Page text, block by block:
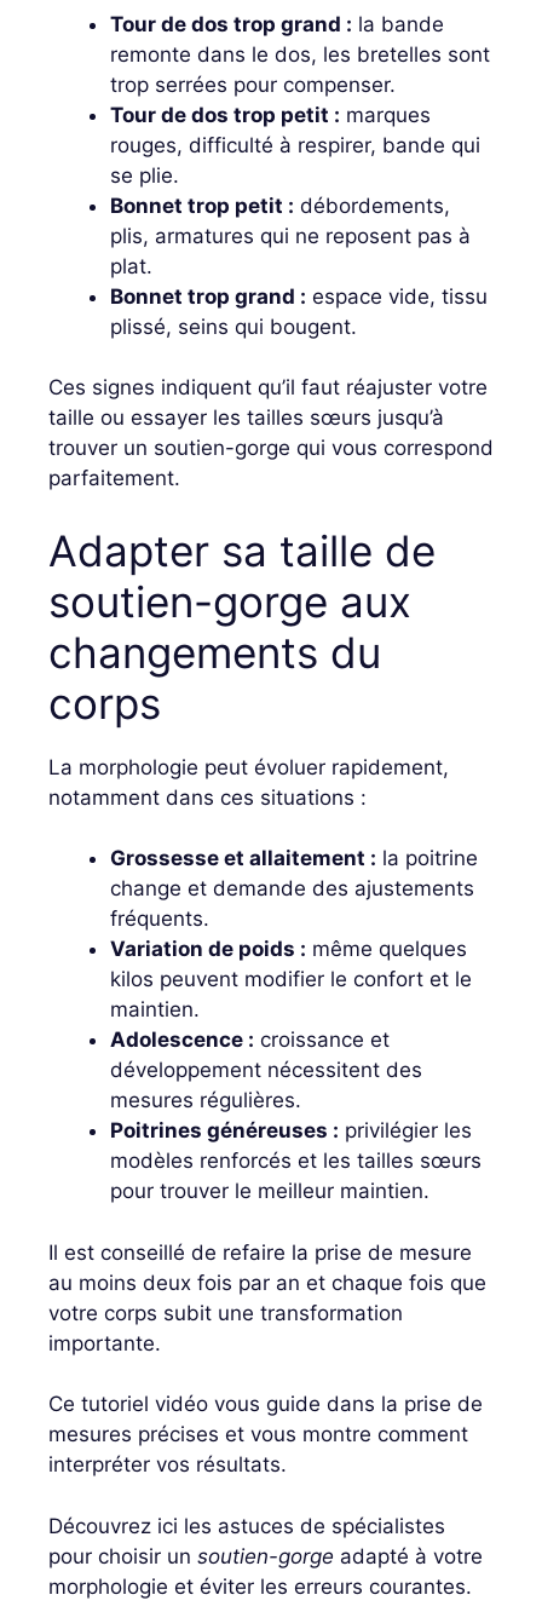
Tour de dos trop grand : la bande
remonte dans le dos, les bretelles sont
trop serrées pour compenser.
Tour de dos trop petit : marques
rouges, difficulté à respirer, bande qui
se plie.
Bonnet trop petit : débordements,
plis, armatures qui ne reposent pas à
plat.
Bonnet trop grand : espace vide, tissu
plissé, seins qui bougent.
Ces signes indiquent qu’il faut réajuster votre
taille ou essayer les tailles sœurs jusqu’à
trouver un soutien-gorge qui vous correspond
parfaitement.
Adapter sa taille de
soutien-gorge aux
changements du
corps
La morphologie peut évoluer rapidement,
notamment dans ces situations :
Grossesse et allaitement : la poitrine
change et demande des ajustements
fréquents.
Variation de poids : même quelques
kilos peuvent modifier le confort et le
maintien.
Adolescence : croissance et
développement nécessitent des
mesures régulières.
Poitrines généreuses : privilégier les
modèles renforcés et les tailles sœurs
pour trouver le meilleur maintien.
Il est conseillé de refaire la prise de mesure
au moins deux fois par an et chaque fois que
votre corps subit une transformation
importante.
Ce tutoriel vidéo vous guide dans la prise de
mesures précises et vous montre comment
interpréter vos résultats.
Découvrez ici les astuces de spécialistes
pour choisir un soutien-gorge adapté à votre
morphologie et éviter les erreurs courantes.